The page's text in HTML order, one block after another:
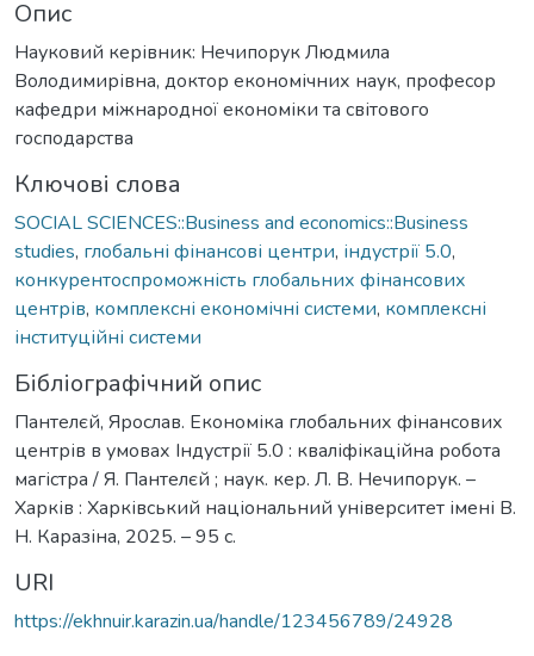
Опис
Науковий керівник: Нечипорук Людмила
Володимирівна, доктор економічних наук, професор
кафедри міжнародної економіки та світового
господарства
Ключові слова
SOCIAL SCIENCES::Business and economics::Business
studies, глобальні фінансові центри, індустрії 5.0,
конкурентоспроможність глобальних фінансових
центрів, комплексні економічні системи, комплексні
інституційні системи
Бібліографічний опис
Пантелєй, Ярослав. Економіка глобальних фінансових
центрів в умовах Індустрії 5.0 : кваліфікаційна робота
магістра / Я. Пантелєй ; наук. кер. Л. В. Нечипорук. –
Харків : Харківський національний університет імені В.
Н. Каразіна, 2025. – 95 с.
URI
https://ekhnuir.karazin.ua/handle/123456789/24928